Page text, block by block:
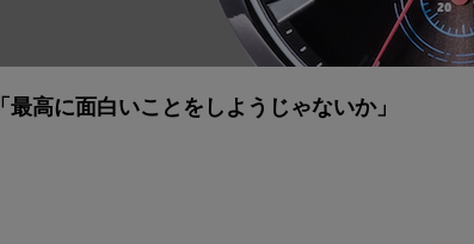
「最高に面白いことをしようじゃないか」